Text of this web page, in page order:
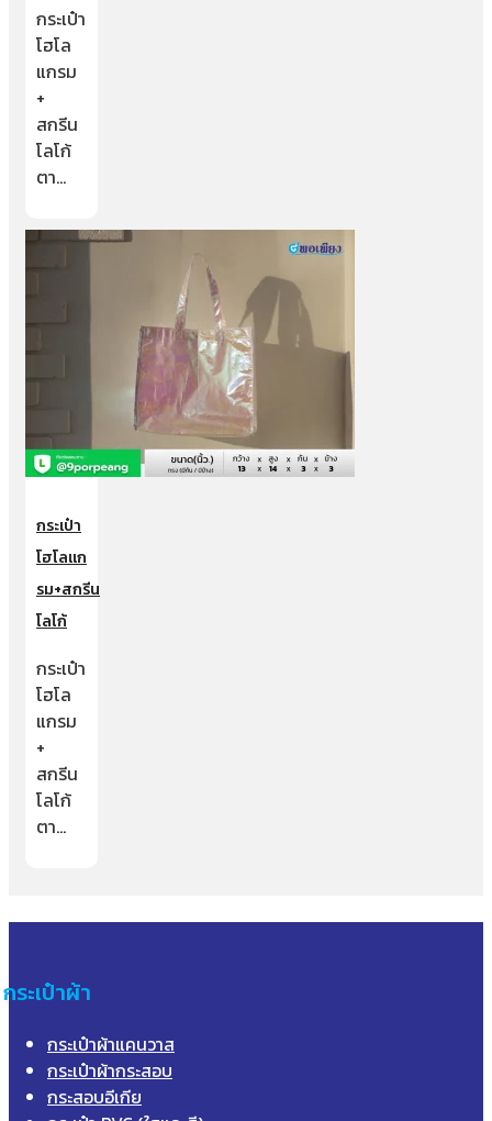
กระเป๋า
โฮโล
แกรม
+
สกรีน
โลโก้
ตา…
กระเป๋า
โฮโลแก
รม+สกรีน
โลโก้
กระเป๋า
โฮโล
แกรม
+
สกรีน
โลโก้
ตา…
กระเป๋าผ้า
กระเป๋าผ้าแคนวาส
กระเป๋าผ้ากระสอบ
กระสอบอีเกีย